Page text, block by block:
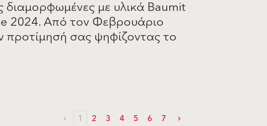
με υλικά Baumit
2024. Από τον Φεβρουάριο
προτίμησή σας ψηφίζοντας τo
1 2 3 4 5 6 7